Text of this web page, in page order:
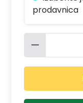
prodavnica
Količina